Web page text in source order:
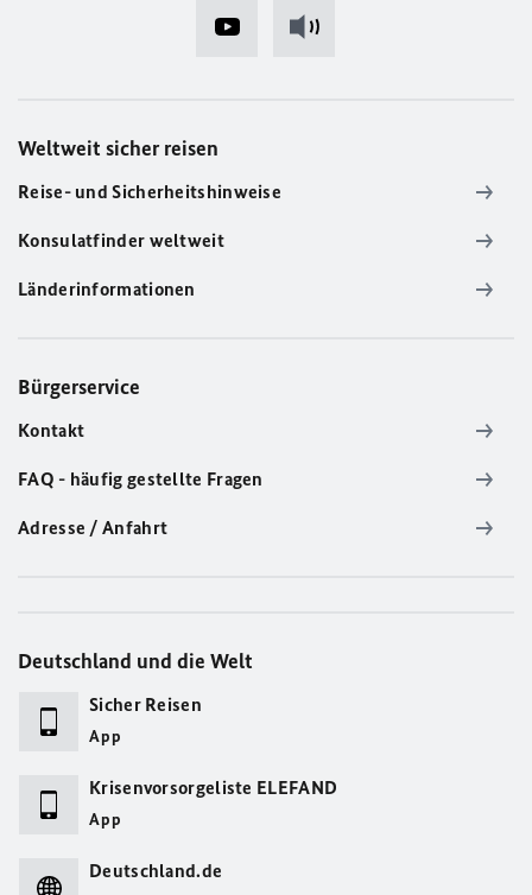
Weltweit sicher reisen
Reise- und Sicherheitshinweise
Konsulatfinder weltweit
Länderinformationen
Bürgerservice
Kontakt
FAQ - häufig gestellte Fragen
Adresse / Anfahrt
Deutschland und die Welt
Sicher Reisen
App
Krisenvorsorgeliste ELEFAND
App
Deutschland.de